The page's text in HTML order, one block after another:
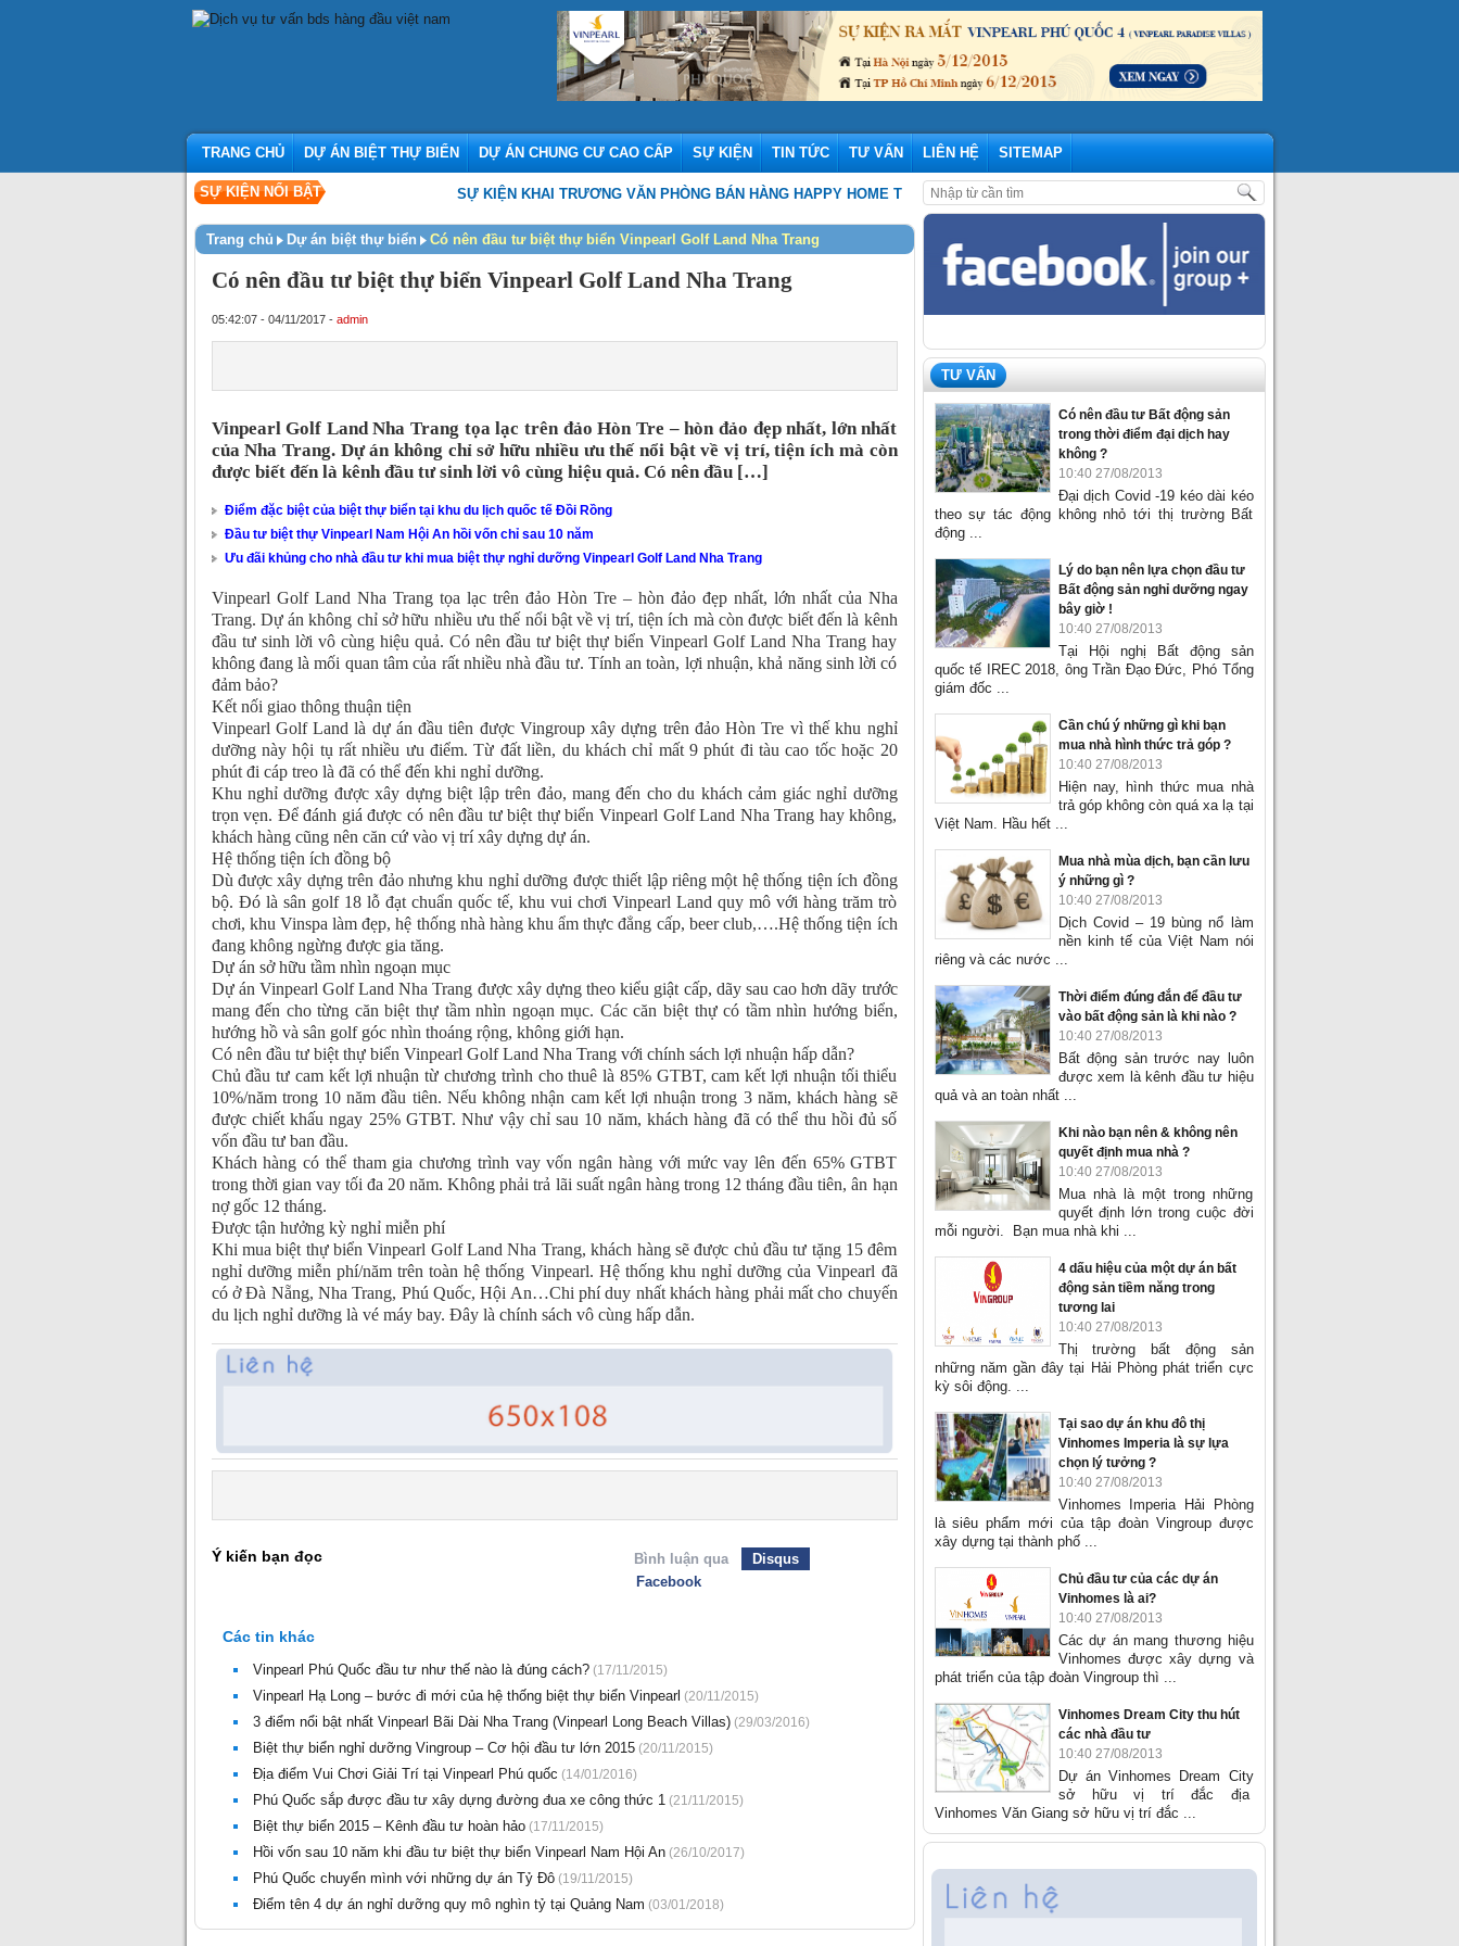
TRANG CHỦ DỰ ÁN BIỆT THỰ BIỂN DỰ ÁN CHUNG CƯ CAO CẤP SỰ KIỆN TIN TỨC TƯ VẤN LIÊN HỆ SITEMAP
SỰ KIỆN NỔI BẬT SỰ KIỆN KHAI TRƯƠNG VĂN PHÒNG BÁN HÀNG HAPPY HOME TRÀNG CÁT THE ORIGAMI VINHOMES GRAND PARK – NHỮNG CẬP NHẬP MỚI NHẤT
Trang chủ Dự án biệt thự biển Có nên đầu tư biệt thự biển Vinpearl Golf Land Nha Trang
Có nên đầu tư biệt thự biển Vinpearl Golf Land Nha Trang
05:42:07 - 04/11/2017 - admin
Vinpearl Golf Land Nha Trang tọa lạc trên đảo Hòn Tre – hòn đảo đẹp nhất, lớn nhất
của Nha Trang. Dự án không chỉ sở hữu nhiều ưu thế nổi bật về vị trí, tiện ích mà còn
được biết đến là kênh đầu tư sinh lời vô cùng hiệu quả. Có nên đầu […]
Điểm đặc biệt của biệt thự biển tại khu du lịch quốc tế Đồi Rồng
Đầu tư biệt thự Vinpearl Nam Hội An hồi vốn chỉ sau 10 năm
Ưu đãi khủng cho nhà đầu tư khi mua biệt thự nghỉ dưỡng Vinpearl Golf Land Nha Trang
Vinpearl Golf Land Nha Trang tọa lạc trên đảo Hòn Tre – hòn đảo đẹp nhất, lớn nhất của Nha
Trang. Dự án không chỉ sở hữu nhiều ưu thế nổi bật về vị trí, tiện ích mà còn được biết đến là kênh
đầu tư sinh lời vô cùng hiệu quả. Có nên đầu tư biệt thự biển Vinpearl Golf Land Nha Trang hay
không đang là mối quan tâm của rất nhiều nhà đầu tư. Tính an toàn, lợi nhuận, khả năng sinh lời có
đảm bảo?
Kết nối giao thông thuận tiện
Vinpearl Golf Land là dự án đầu tiên được Vingroup xây dựng trên đảo Hòn Tre vì thế khu nghỉ
dưỡng này hội tụ rất nhiều ưu điểm. Từ đất liền, du khách chỉ mất 9 phút đi tàu cao tốc hoặc 20
phút đi cáp treo là đã có thể đến khi nghỉ dưỡng.
Khu nghỉ dưỡng được xây dựng biệt lập trên đảo, mang đến cho du khách cảm giác nghỉ dưỡng
trọn vẹn. Để đánh giá được có nên đầu tư biệt thự biển Vinpearl Golf Land Nha Trang hay không,
khách hàng cũng nên căn cứ vào vị trí xây dựng dự án.
Hệ thống tiện ích đồng bộ
Dù được xây dựng trên đảo nhưng khu nghỉ dưỡng được thiết lập riêng một hệ thống tiện ích đồng
bộ. Đó là sân golf 18 lỗ đạt chuẩn quốc tế, khu vui chơi Vinpearl Land quy mô với hàng trăm trò
chơi, khu Vinspa làm đẹp, hệ thống nhà hàng khu ẩm thực đẳng cấp, beer club,….Hệ thống tiện ích
đang không ngừng được gia tăng.
Dự án sở hữu tầm nhìn ngoạn mục
Dự án Vinpearl Golf Land Nha Trang được xây dựng theo kiểu giật cấp, dãy sau cao hơn dãy trước
mang đến cho từng căn biệt thự tầm nhìn ngoạn mục. Các căn biệt thự có tầm nhìn hướng biển,
hướng hồ và sân golf góc nhìn thoáng rộng, không giới hạn.
Có nên đầu tư biệt thự biển Vinpearl Golf Land Nha Trang với chính sách lợi nhuận hấp dẫn?
Chủ đầu tư cam kết lợi nhuận từ chương trình cho thuê là 85% GTBT, cam kết lợi nhuận tối thiểu
10%/năm trong 10 năm đầu tiên. Nếu không nhận cam kết lợi nhuận trong 3 năm, khách hàng sẽ
được chiết khấu ngay 25% GTBT. Như vậy chỉ sau 10 năm, khách hàng đã có thể thu hồi đủ số
vốn đầu tư ban đầu.
Khách hàng có thể tham gia chương trình vay vốn ngân hàng với mức vay lên đến 65% GTBT
trong thời gian vay tối đa 20 năm. Không phải trả lãi suất ngân hàng trong 12 tháng đầu tiên, ân hạn
nợ gốc 12 tháng.
Được tận hưởng kỳ nghỉ miễn phí
Khi mua biệt thự biển Vinpearl Golf Land Nha Trang, khách hàng sẽ được chủ đầu tư tặng 15 đêm
nghỉ dưỡng miễn phí/năm trên toàn hệ thống Vinpearl. Hệ thống khu nghỉ dưỡng của Vinpearl đã
có ở Đà Nẵng, Nha Trang, Phú Quốc, Hội An…Chi phí duy nhất khách hàng phải mất cho chuyến
du lịch nghỉ dưỡng là vé máy bay. Đây là chính sách vô cùng hấp dẫn.
Ý kiến bạn đọc Bình luận qua
Disqus
Facebook
Các tin khác
Vinpearl Phú Quốc đầu tư như thế nào là đúng cách?(17/11/2015)
Vinpearl Hạ Long – bước đi mới của hệ thống biệt thự biển Vinpearl (20/11/2015)
3 điểm nổi bật nhất Vinpearl Bãi Dài Nha Trang (Vinpearl Long Beach Villas)(29/03/2016)
Biệt thự biển nghỉ dưỡng Vingroup – Cơ hội đầu tư lớn 2015(20/11/2015)
Địa điểm Vui Chơi Giải Trí tại Vinpearl Phú quốc (14/01/2016)
Phú Quốc sắp được đầu tư xây dựng đường đua xe công thức 1(21/11/2015)
Biệt thự biển 2015 – Kênh đầu tư hoàn hảo(17/11/2015)
Hồi vốn sau 10 năm khi đầu tư biệt thự biển Vinpearl Nam Hội An(26/10/2017)
Phú Quốc chuyển mình với những dự án Tỷ Đô(19/11/2015)
Điểm tên 4 dự án nghỉ dưỡng quy mô nghìn tỷ tại Quảng Nam (03/01/2018)
TƯ VẤN
Có nên đầu tư Bất động sản
trong thời điểm đại dịch hay
không ?
10:40 27/08/2013
Đại dịch Covid -19 kéo dài kéo
theo sự tác động không nhỏ tới thị trường Bất
động ...
Lý do bạn nên lựa chọn đầu tư
Bất động sản nghỉ dưỡng ngay
bây giờ !
10:40 27/08/2013
Tại Hội nghị Bất động sản
quốc tế IREC 2018, ông Trần Đạo Đức, Phó Tổng
giám đốc ...
Cần chú ý những gì khi bạn
mua nhà hình thức trả góp ?
10:40 27/08/2013
Hiện nay, hình thức mua nhà
trả góp không còn quá xa lạ tại
Việt Nam. Hầu hết ...
Mua nhà mùa dịch, bạn cần lưu
ý những gì ?
10:40 27/08/2013
Dịch Covid – 19 bùng nổ làm
nền kinh tế của Việt Nam nói
riêng và các nước ...
Thời điểm đúng đắn để đầu tư
vào bất động sản là khi nào ?
10:40 27/08/2013
Bất động sản trước nay luôn
được xem là kênh đầu tư hiệu
quả và an toàn nhất ...
Khi nào bạn nên & không nên
quyết định mua nhà ?
10:40 27/08/2013
Mua nhà là một trong những
quyết định lớn trong cuộc đời
mỗi người. Bạn mua nhà khi ...
4 dấu hiệu của một dự án bất
động sản tiềm năng trong
tương lai
10:40 27/08/2013
Thị trường bất động sản
những năm gần đây tại Hải Phòng phát triển cực
kỳ sôi động. ...
Tại sao dự án khu đô thị
Vinhomes Imperia là sự lựa
chọn lý tưởng ?
10:40 27/08/2013
Vinhomes Imperia Hải Phòng
là siêu phẩm mới của tập đoàn Vingroup được
xây dựng tại thành phố ...
Chủ đầu tư của các dự án
Vinhomes là ai?
10:40 27/08/2013
Các dự án mang thương hiệu
Vinhomes được xây dựng và
phát triển của tập đoàn Vingroup thì ...
Vinhomes Dream City thu hút
các nhà đầu tư
10:40 27/08/2013
Dự án Vinhomes Dream City
sở hữu vị trí đắc địa
Vinhomes Văn Giang sở hữu vị trí đắc ...